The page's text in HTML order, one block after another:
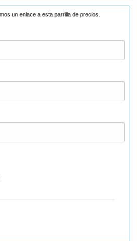
un enlace a esta parrilla de precios.